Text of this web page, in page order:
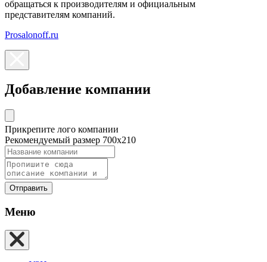
обращаться к производителям и официальным
представителям компаний.
Prosalonoff.ru
Добавление компании
Прикрепите лого компании
Рекомендуемый размер 700х210
Отправить
Меню